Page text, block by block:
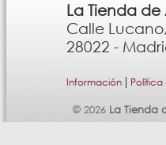
La Tienda de
Calle
28022 -
Información|
© 2026 La Tienda